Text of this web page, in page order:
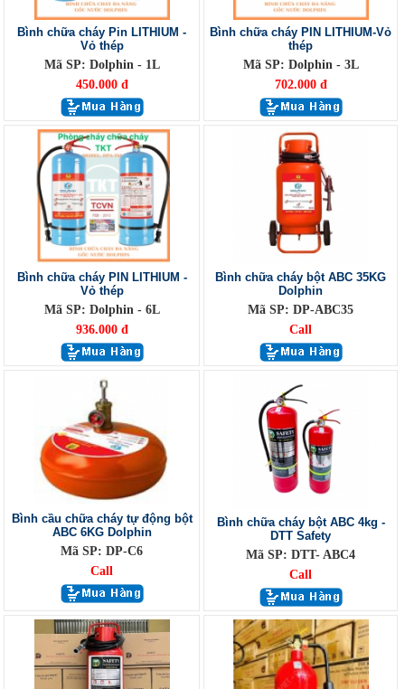
Bình chữa cháy Pin LITHIUM -
Vỏ thép
Mã SP: Dolphin - 1L
450.000 đ
Bình chữa cháy PIN LITHIUM-Vỏ
thép
Mã SP: Dolphin - 3L
702.000 đ
Bình chữa cháy PIN LITHIUM -
Vỏ thép
Mã SP: Dolphin - 6L
936.000 đ
Bình chữa cháy bột ABC 35KG
Dolphin
Mã SP: DP-ABC35
Call
Bình cầu chữa cháy tự động bột
ABC 6KG Dolphin
Mã SP: DP-C6
Call
Bình chữa cháy bột ABC 4kg -
DTT Safety
Mã SP: DTT- ABC4
Call